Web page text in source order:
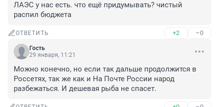
ЛАЭС у нас есть. что ещё придумывать? чистый
распил бюджета
ОТВЕТИТЬ +2 –0
Гость
29 января, 11:21
Можно конечно, но если так дальше продолжится в
Россетях, так же как и На Почте России народ
разбежаться. И дешевая рыба не спасет.